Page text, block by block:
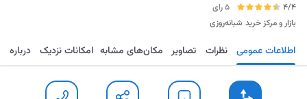
4/4
5 رای
بازار و مرکز خرید شبانه‌روزی
مسیریابی ذخیره ارسال تماس اطلاعات عمومی نظرات تصاویر مکان‌های مشابه امکانات نزدیک درباره